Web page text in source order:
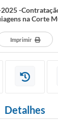
-
na Corte
Imprimir
Detalhes